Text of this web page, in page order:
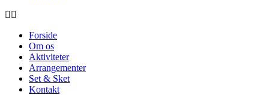
Forside
Om os
Aktiviteter
Arrangementer
Set & Sket
Kontakt